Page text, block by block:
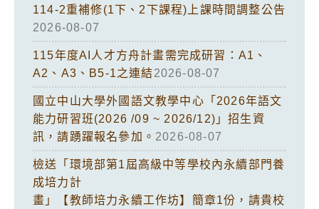
114-2重補修(1下、2下課程)上課時間調整公告
2026-08-07
115年度AI人才方舟計畫需完成研習：A1、
A2、A3、B5-1之連結2026-08-07
國立中山大學外國語文教學中心「2026年語文
能力研習班(2026 /09 ~ 2026/12)」招生資
訊，請踴躍報名參加。 2026-08-07
檢送「環境部第1屆高級中等學校內永續部門養
成培力計
畫」【教師培力永續工作坊】簡章1份，請貴校